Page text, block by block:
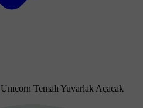
Unıcorn Temalı Yuvarlak Açacak